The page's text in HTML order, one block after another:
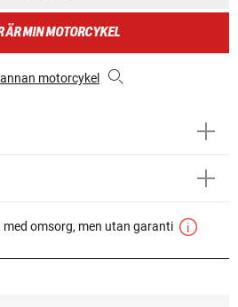
ÄR MIN MOTORCYKEL
motorcykel
omsorg, men utan garanti